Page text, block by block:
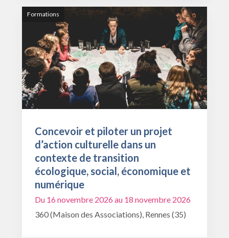
Formations
Concevoir et piloter un projet
d’action culturelle dans un
contexte de transition
écologique, social, économique et
numérique
Du 16 novembre 2026 au 18 novembre 2026
360 (Maison des Associations), Rennes (35)